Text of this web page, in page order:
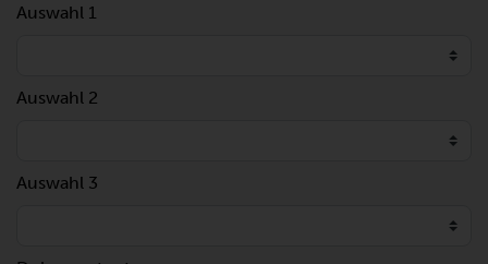
Auswahl 1
Auswahl 2
Auswahl 3